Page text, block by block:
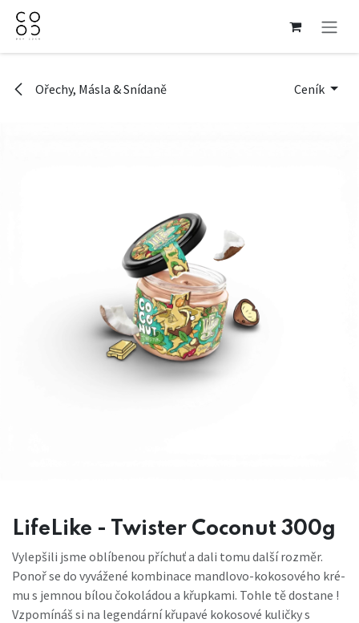
Přejít na obsah
Ořechy, Másla & Snídaně Ceník
LifeLike - Twister Coconut 300g
Vylepšili jsme oblíbenou příchuť a dali tomu další rozměr.
Ponoř se do vyvážené kombinace man­dlovo-kokosového kré­
mu s jemnou bí­lou čokoládou a křup­kami. Tohle tě dostane !
Vzpomínáš si na legendární křupavé kokosové kuličky s